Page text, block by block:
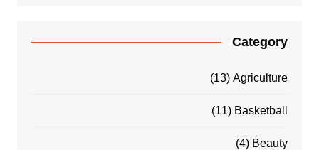
Category
Agriculture
(13)
Basketball
(11)
Beauty
(4)